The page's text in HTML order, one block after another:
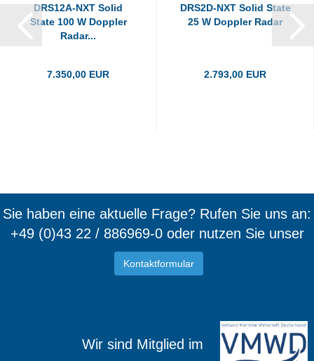
DRS12A-NXT Solid
State 100 W Doppler
Radar...
7.350,00 EUR
DRS2D-NXT Solid State
25 W Doppler Radar
2.793,00 EUR
Sie haben eine aktuelle Frage? Rufen Sie uns an:
+49 (0)43 22 / 886969-0 oder nutzen Sie unser
Kontaktformular
Wir sind Mitglied im